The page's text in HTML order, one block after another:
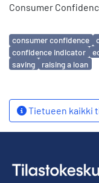
Consumer
Avainsanat
consumer confidence
confidence indicator
saving
raising a loan
Tietueen kaikki